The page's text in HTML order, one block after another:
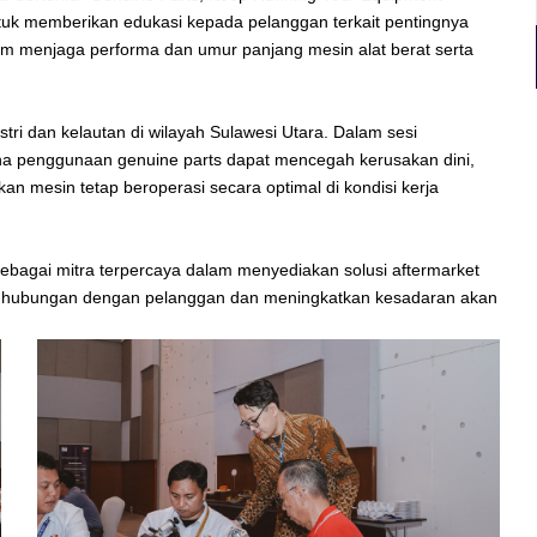
memberikan edukasi kepada pelanggan terkait pentingnya
menjaga performa dan umur panjang mesin alat berat serta
dan kelautan di wilayah Sulawesi Utara. Dalam sesi
penggunaan genuine parts dapat mencegah kerusakan dini,
mesin tetap beroperasi secara optimal di kondisi kerja
mitra terpercaya dalam menyediakan solusi aftermarket
dengan pelanggan dan meningkatkan kesadaran akan